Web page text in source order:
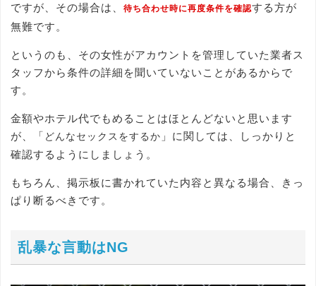
ですが、その場合は、 待ち合わせ時に再度条件を確認する方が
無難です。
というのも、その女性がアカウントを管理していた業者ス
タッフから条件の詳細を聞いていないことがあるからで
す。
金額やホテル代でもめることはほとんどないと思います
が、「 どんなセックスをするか 」に関しては、しっかりと
確認するようにしましょう。
もちろん、掲示板に書かれていた内容と異なる場合、きっ
ぱり断るべきです。
乱暴な言動はNG